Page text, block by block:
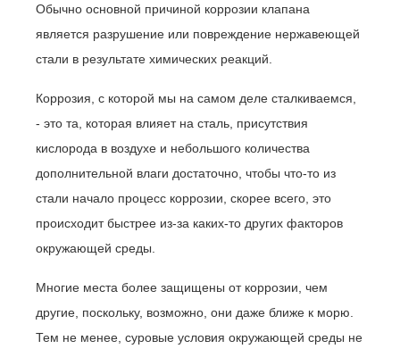
Обычно основной причиной коррозии клапана
является разрушение или повреждение нержавеющей
стали в результате химических реакций.
Коррозия, с которой мы на самом деле сталкиваемся,
- это та, которая влияет на сталь, присутствия
кислорода в воздухе и небольшого количества
дополнительной влаги достаточно, чтобы что-то из
стали начало процесс коррозии, скорее всего, это
происходит быстрее из-за каких-то других факторов
окружающей среды.
Многие места более защищены от коррозии, чем
другие, поскольку, возможно, они даже ближе к морю.
Тем не менее, суровые условия окружающей среды не